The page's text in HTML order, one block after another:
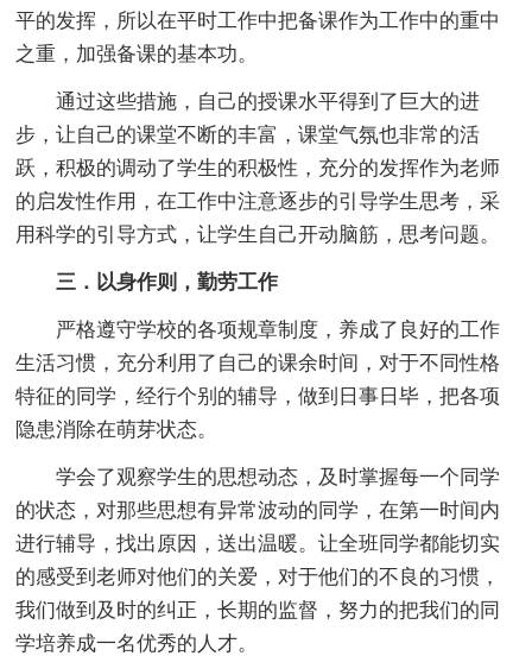
平的发挥，所以在平时工作中把备课作为工作中的重中
之重，加强备课的基本功。
通过这些措施，自己的授课水平得到了巨大的进
步，让自己的课堂不断的丰富，课堂气氛也非常的活
跃，积极的调动了学生的积极性，充分的发挥作为老师
的启发性作用，在工作中注意逐步的引导学生思考，采
用科学的引导方式，让学生自己开动脑筋，思考问题。
三．以身作则，勤劳工作
严格遵守学校的各项规章制度，养成了良好的工作
生活习惯，充分利用了自己的课余时间，对于不同性格
特征的同学，经行个别的辅导，做到日事日毕，把各项
隐患消除在萌芽状态。
学会了观察学生的思想动态，及时掌握每一个同学
的状态，对那些思想有异常波动的同学，在第一时间内
进行辅导，找出原因，送出温暖。让全班同学都能切实
的感受到老师对他们的关爱，对于他们的不良的习惯，
我们做到及时的纠正，长期的监督，努力的把我们的同
学培养成一名优秀的人才。